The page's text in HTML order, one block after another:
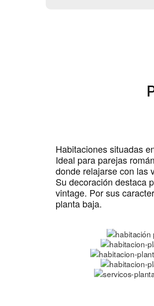
Habitaciones situadas
Ideal para parejas
donde relajarse con las
Su decoración destaca
vintage. Por sus
planta baja.